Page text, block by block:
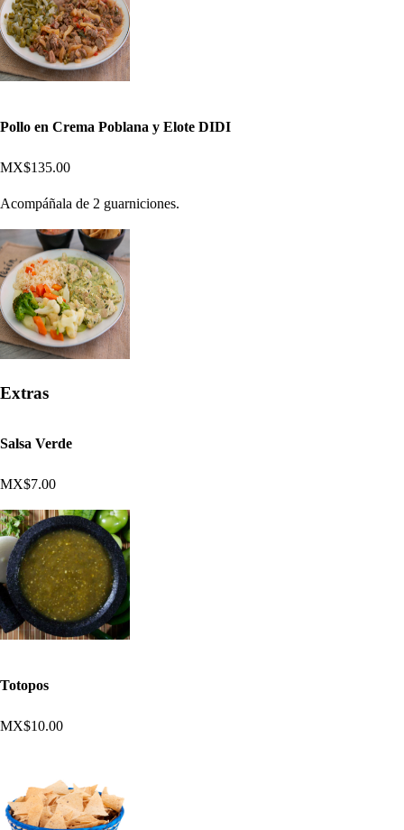
Pollo en Crema Poblana y Elote DIDI
MX$135.00
Acompáñala de 2 guarniciones.
Extras
Salsa Verde
MX$7.00
Totopos
MX$10.00